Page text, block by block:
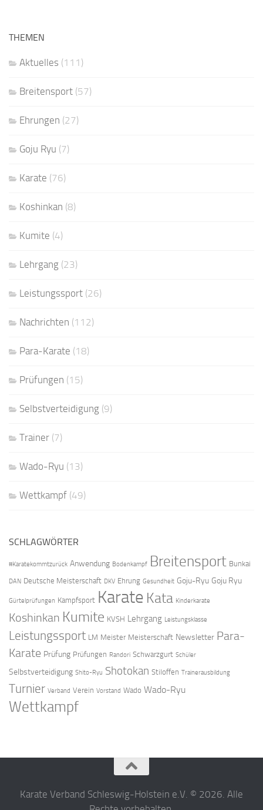
THEMEN
Aktuelles (111)
Breitensport (57)
Ehrungen (27)
Goju Ryu (7)
Karate (76)
Koshinkan (8)
Kumite (4)
Lehrgang (23)
Leistungssport (26)
Nachrichten (112)
Para-Karate (18)
Prüfungen (15)
Selbstverteidigung (9)
Trainer (7)
Wado-Ryu (13)
Wettkampf (49)
SCHLAGWÖRTER
#Karatekommtzurück Anwendung Bodenkampf Breitensport Bunkai
DAN Deutsche Meisterschaft DKV Ehrung Gesundheit Goju-Ryu Goju Ryu
Gürtelprüfungen Kampfsport Karate Kata Kinderkarate
Koshinkan Kumite KVSH Lehrgang Leistungsklasse
Leistungssport LM Meister Meisterschaft Newsletter Para-
Karate Prüfung Prüfungen Randori Schwarzgurt Schüler
Selbstverteidigung Shito-Ryu Shotokan Stiloffen Trainerausbildung
Turnier Verband Verein Vorstand Wado Wado-Ryu
Wettkampf
Karate Verband Schleswig-Holstein e.V. © 2026. Alle